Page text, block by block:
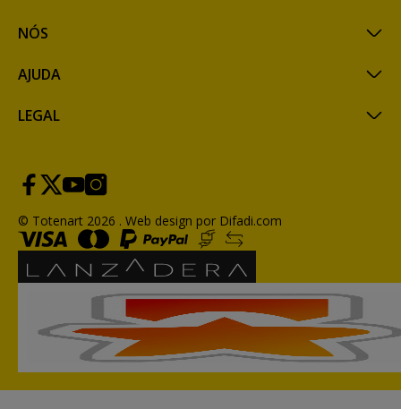
NÓS
AJUDA
LEGAL
© Totenart 2026 . Web design por Difadi.com